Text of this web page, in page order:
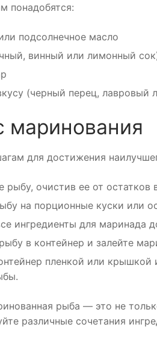
понадобятся:
подсолнечное масло
винный или лимонный
(черный перец, лавровый
маринования
для достижения
рыбу, очистив ее от остатков
на порционные куски или
ингредиенты для маринада
в контейнер и залейте
пленкой или крышкой
рыба — это не
различные сочетания